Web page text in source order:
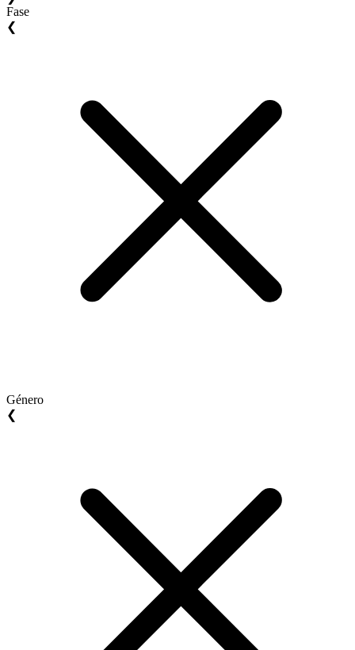
Fase
❮
Género
❮